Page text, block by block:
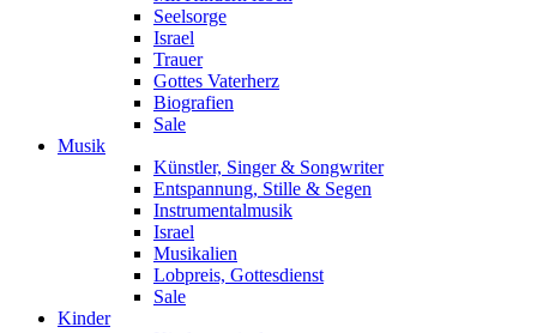
Seelsorge
Israel
Trauer
Gottes Vaterherz
Biografien
Sale
Musik
Künstler, Singer & Songwriter
Entspannung, Stille & Segen
Instrumentalmusik
Israel
Musikalien
Lobpreis, Gottesdienst
Sale
Kinder